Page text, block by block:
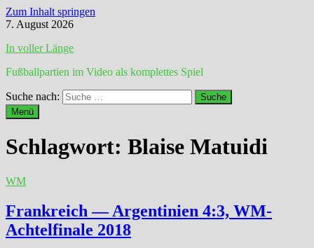
Zum Inhalt springen
7. August 2026
In voller Länge
Fußballpartien im Video als komplettes Spiel
Suche nach:
Menü
Schlagwort: Blaise Matuidi
WM
Frankreich — Argentinien 4:3, WM-
Achtelfinale 2018